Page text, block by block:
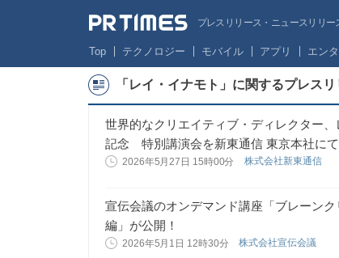
プレスリリース・ニュースリリ
Top テクノロジー モバイル アプリ エン
「レイ・イナモト」に関するプレス
世界的なクリエイティブ・ディレクター
記念 特別講演会を新東通信 東京本社に
2026年5月27日 15時00分 株式会社新東通信
宣伝会議のオンデマンド講座「ブレーン
編」が公開！
2026年5月1日 12時30分 株式会社宣伝会議